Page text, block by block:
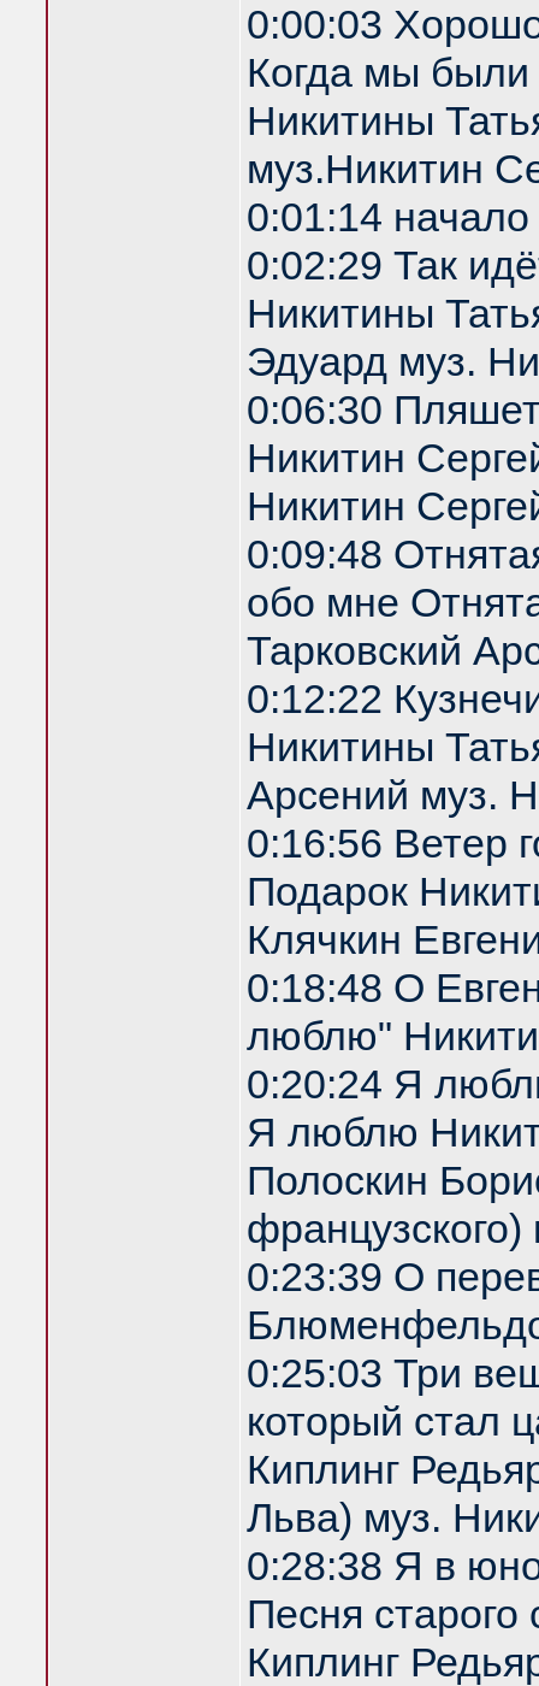
0:00:03
Когда мы
Никитины
муз.Никитин
0:01:14 начало
0:02:29 Так
Никитины
Эдуард муз.
0:06:30
Никитин
Никитин
0:09:48
обо мне
Тарковский
0:12:22
Никитины
Арсений муз.
0:16:56 Ветер
Подарок
Клячкин
0:18:48 О
люблю"
0:20:24 Я
Я люблю
Полоскин
0:23:39 О
0:25:03 Три
который стал
Киплинг
Льва) муз.
0:28:38 Я в
Песня старого
Киплинг